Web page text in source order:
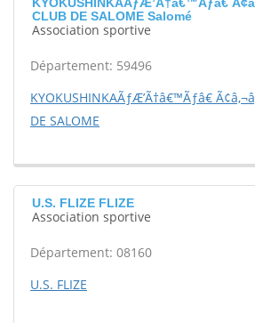
CLUB DE SALOME Salomé
Association sportive
Département: 59496
KYOKUSHINKAÃƒÆ’Ã†â€™Ãƒâ€
DE SALOME
U.S. FLIZE FLIZE
Association sportive
Département: 08160
U.S. FLIZE